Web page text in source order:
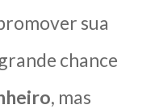
sua
chance
, mas